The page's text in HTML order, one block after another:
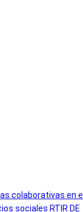
colaborativas en
sociales RTIR DE